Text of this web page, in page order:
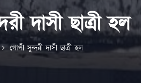
দাসী ছাত্রী হল
গোপী সুন্দরী দাসী ছাত্রী হল